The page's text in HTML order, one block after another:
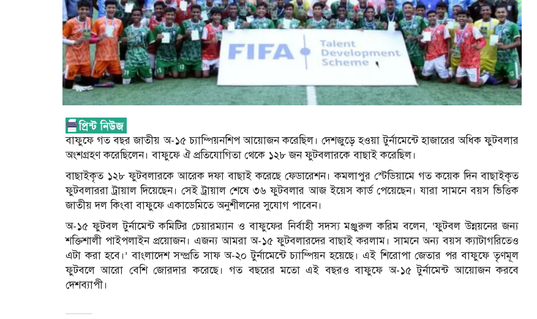
বাফুফে গত বছর জাতীয় অ-১৫ চ্যাম্পিয়নশিপ আয়োজন করেছিল। দেশজুড়ে হওয়া টুর্নামেন্টে হাজারের অধিক ফুটবলার
অংশগ্রহণ করেছিলেন। বাফুফে ঐ প্রতিযোগিতা থেকে ১২৮ জন ফুটবলারকে বাছাই করেছিল।
বাছাইকৃত ১২৮ ফুটবলারকে আরেক দফা বাছাই করেছে ফেডারেশন। কমলাপুর স্টেডিয়ামে গত কয়েক দিন বাছাইকৃত
ফুটবলাররা ট্রায়াল দিয়েছেন। সেই ট্রায়াল শেষে ৩৬ ফুটবলার আজ ইয়েস কার্ড পেয়েছেন। যারা সামনে বয়স ভিত্তিক
জাতীয় দল কিংবা বাফুফে একাডেমিতে অনুশীলনের সুযোগ পাবেন।
অ-১৫ ফুটবল টুর্নামেন্ট কমিটির চেয়ারম্যান ও বাফুফের নির্বাহী সদস্য মঞ্জুরুল করিম বলেন, ‘ফুটবল উন্নয়নের জন্য
শক্তিশালী পাইপলাইন প্রয়োজন। এজন্য আমরা অ-১৫ ফুটবলারদের বাছাই করলাম। সামনে অন্য বয়স ক্যাটাগরিতেও
এটা করা হবে।’ বাংলাদেশ সম্প্রতি সাফ অ-২০ টুর্নামেন্টে চ্যাম্পিয়ন হয়েছে। এই শিরোপা জেতার পর বাফুফে তৃণমূল
ফুটবলে আরো বেশি জোরদার করেছে। গত বছরের মতো এই বছরও বাফুফে অ-১৫ টুর্নামেন্ট আয়োজন করবে
দেশব্যাপী।